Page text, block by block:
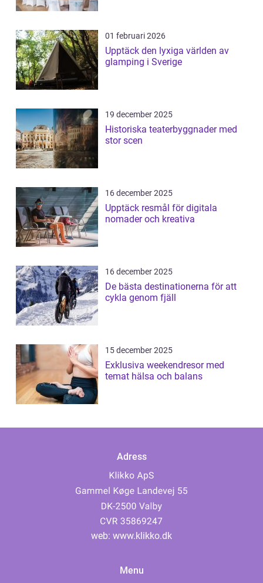
01 februari 2026
Upptäck den lyxiga världen av
glamping i Sverige
19 december 2025
Historiska teaterbyggnader med
stor scen
16 december 2025
Upptäck resmål för digitala
nomader och kreativa
16 december 2025
De bästa destinationerna för att
cykla genom fjäll
15 december 2025
Exklusiva weekendresor med
temat hälsa och balans
Adress
web: www.klikko.dk
Menu